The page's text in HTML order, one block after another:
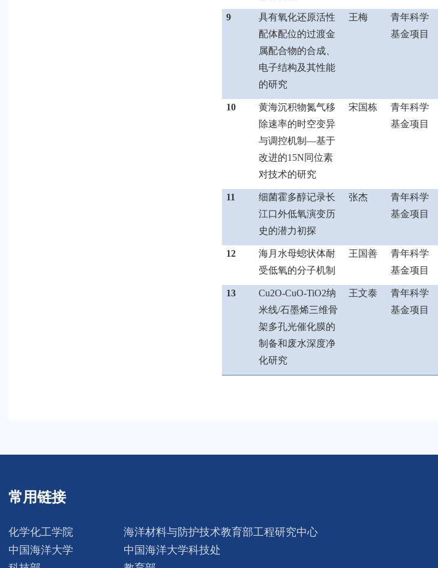
9
具有氧化还原活性
配体配位的过渡金
属配合物的合成、
电子结构及其性能
的研究
王梅
青年科学
基金项目
10
黄海沉积物氮气移
除速率的时空变异
与调控机制 —基于
改进的15N同位素
对技术的研究
宋国栋
青年科学
基金项目
11
细菌霍多醇记录长
江口外低氧演变历
史的潜力初探
张杰
青年科学
基金项目
12
海月水母螅状体耐
受低氧的分子机制
王国善
青年科学
基金项目
13 Cu2O-CuO-TiO2纳
米线/石墨烯三维骨
架多孔光催化膜的
制备和废水深度净
化研究
王文泰
青年科学
基金项目
常用链接
化学化工学院
海洋材料与防护技术教育部工程研究中心
中国海洋大学
中国海洋大学科技处